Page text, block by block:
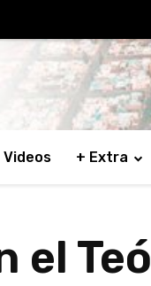
Videos + Extra
el